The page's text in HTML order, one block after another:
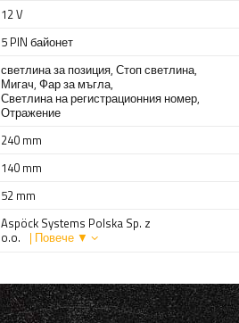
12 V
5 PIN байонет
светлина за позиция,Стоп светлина,
Мигач,Фар за мъгла,
Светлина на регистрационния номер,
Отражение
240 mm
140 mm
52 mm
Aspöck Systems Polska Sp. z
o.o. | Повече ▼